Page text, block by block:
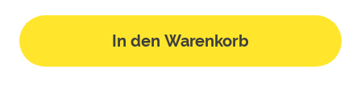
In den Warenkorb